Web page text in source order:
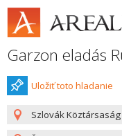
Garzon eladás
Uložiť toto hladanie
Szlovák Köztársaság